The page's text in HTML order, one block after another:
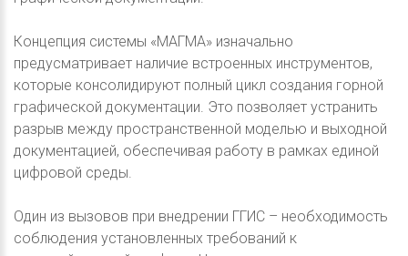
Концепция системы «МАГМА» изначально
предусматривает наличие встроенных инструментов,
которые консолидируют полный цикл создания горной
графической документации. Это позволяет устранить
разрыв между пространственной моделью и выходной
документацией, обеспечивая работу в рамках единой
цифровой среды.
Один из вызовов при внедрении ГГИС – необходимость
соблюдения установленных требований к